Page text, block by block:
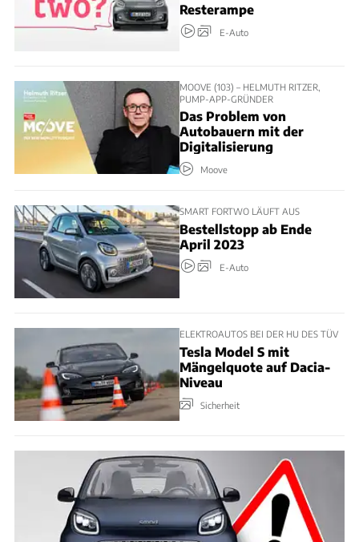
Resterampe
E-Auto
MOOVE (103) – HELMUTH RITZER,
PUMP-APP-GRÜNDER
Das Problem von
Autobauern mit der
Digitalisierung
Moove
SMART FORTWO LÄUFT AUS
Bestellstopp ab Ende
April 2023
E-Auto
ELEKTROAUTOS BEI DER HU DES TÜV
Tesla Model S mit
Mängelquote auf Dacia-
Niveau
Sicherheit